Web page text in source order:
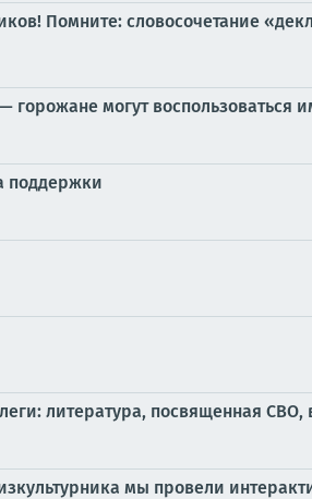
Помните: словосочетание
могут воспользоваться
поддержки
литература, посвященная СВО,
мы провели